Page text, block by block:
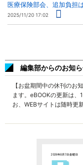
医療保険部会、追加負担
2025/11/20 17:02
編集部からのお知
【お盆期間中の休刊のお
ます。eBOOKの更新は
お、WEBサイトは随時更